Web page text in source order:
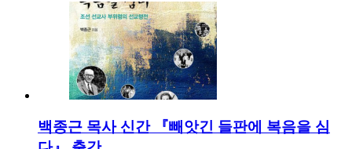
백종근 목사 신간 『빼앗긴 들판에 복음을 심